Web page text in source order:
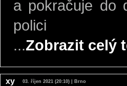
a pokračuje do
polici
...Zobrazit celý
xy 03. říjen 2021 (20:10) | Brno